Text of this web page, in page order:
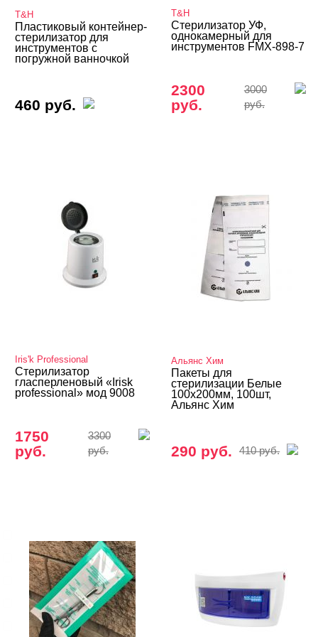
Аппараты для маникюра и педикюра
Бестеневые лампы
Ванночки для маникюра/педикюра
Воскоплавы и восконагревалели
Вытяжки, сушки, пылесборники
Сменные лампочки, ванночки, мешки
Стерилизаторы, крафт-пакеты
Пакеты, журналы, индикаторы
Одежда для мастеров
Товары со скидкой
Учебные пособия, журналы
GLOBAL FASHION
Iris'k Professional
Runail
SAEYANG
T&H
Пластиковый контейнер-
стерилизатор для
инструментов с
погружной ванночкой
460 руб.
T&H
Стерилизатор УФ,
однокамерный для
инструментов FMX-898-7
2300
руб.
3000
руб.
Iris'k Professional
Стерилизатор
гласперленовый «Irisk
professional» мод 9008
1750
руб.
3300
руб.
Альянс Хим
Пакеты для
стерилизации Белые
100x200мм, 100шт,
Альянс Хим
290 руб. 410 руб.